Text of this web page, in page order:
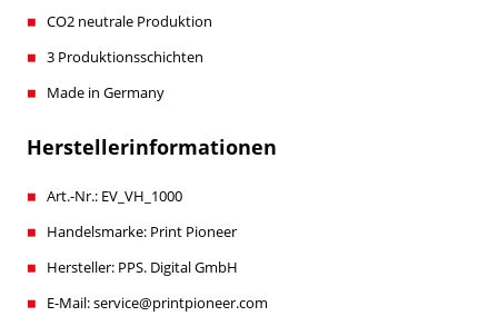
CO2 neutrale Produktion
3 Produktionsschichten
Made in Germany
Herstellerinformationen
Art.-Nr.: EV_VH_1000
Handelsmarke: Print Pioneer
Hersteller: PPS. Digital GmbH
E-Mail: service@printpioneer.com